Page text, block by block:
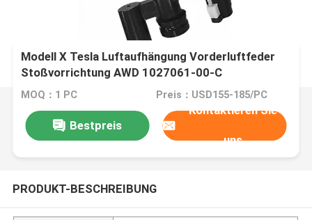
Modell X Tesla Luftaufhängung Vorderluftfeder
Stoßvorrichtung AWD 1027061-00-C
MOQ：1 PC Preis：USD155-185/PC
Bestpreis
Kontaktieren Sie
uns
PRODUKT-BESCHREIBUNG